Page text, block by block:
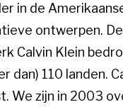
in de
ontwerpen.
Calvin Klein
dan) 110 landen.
We zijn in 2003